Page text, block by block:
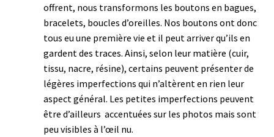
offrent, nous transformons les boutons en bagues,
bracelets, boucles d’oreilles. Nos boutons ont donc
tous eu une première vie et il peut arriver qu’ils en
gardent des traces. Ainsi, selon leur matière (cuir,
tissu, nacre, résine), certains peuvent présenter de
légères imperfections qui n’altèrent en rien leur
aspect général. Les petites imperfections peuvent
être d’ailleurs accentuées sur les photos mais sont
peu visibles à l’œil nu.